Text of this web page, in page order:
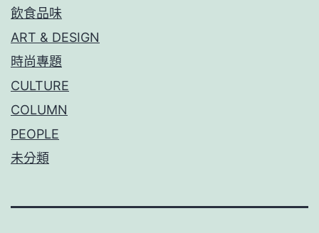
飲食品味
ART & DESIGN
時尚專題
CULTURE
COLUMN
PEOPLE
未分類